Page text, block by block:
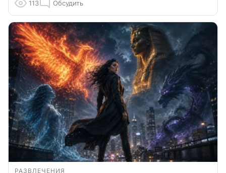
113 Обсудить
РАЗВЛЕЧЕНИЯ